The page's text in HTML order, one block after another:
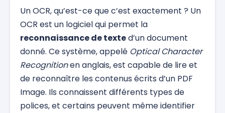
Un OCR, qu’est-ce que c’est exactement ? Un
OCR est un logiciel qui permet la
reconnaissance de texted’un document
donné. Ce système, appelé Optical Character
Recognitionen anglais, est capable de lire et
de reconnaître les contenus écrits d’un PDF
Image. Ils connaissent différents types de
polices, et certains peuvent même identifier